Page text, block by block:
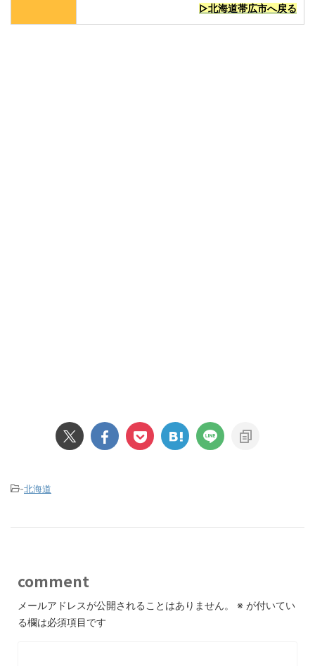
▷北海道帯広市へ戻る
-北海道
comment
メールアドレスが公開されることはありません。 ※ が付いてい
る欄は必須項目です